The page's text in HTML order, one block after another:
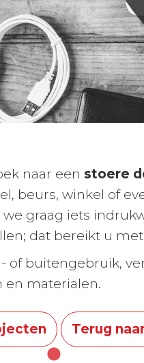
naar een stoere
beurs, winkel of
we graag iets
dat bereikt u met
of buitengebruik,
en materialen.
Terug